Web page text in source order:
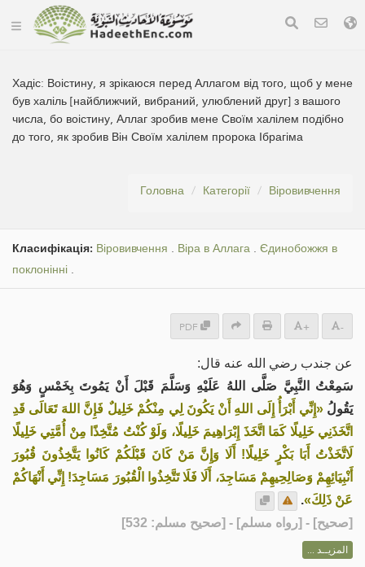
Хадіс: Воістину, я зрікаюся перед Аллагом від того, щоб у мене
був халіль [найближчий, вибраний, улюблений друг] з вашого
числа, бо воістину, Аллаг зробив мене Своїм халілем подібно
до того, як зробив Він Своїм халілем пророка Ібрагіма
Головна Категорії Віровивчення
Класифікація: Віровивчення . Віра в Аллага . Єдинобожжя в
поклонінні .
PDF + -
عن جندب رضي الله عنه قال:
سَمِعْتُ النَّبِيَّ صَلَّى اللهُ عَلَيْهِ وَسَلَّمَ قَبْلَ أَنْ يَمُوتَ بِخَمْسٍ وَهُوَ
يَقُولُ«إِنِّي أَبْرَأُ إِلَى اللهِ أَنْ يَكُونَ لِي مِنْكُمْ خَلِيلٌ فَإِنَّ اللهَ تَعَالَى قَدِ
اتَّخَذَنِي خَلِيلًا كَمَا اتَّخَذَ إِبْرَاهِيمَ خَلِيلًا، وَلَوْ كُنْتُ مُتَّخِذًا مِنْ أُمَّتِي خَلِيلًا
لَاتَّخَذْتُ أَبَا بَكْرٍ خَلِيلًا! أَلَا وَإِنَّ مَنْ كَانَ قَبْلَكُمْ كَانُوا يَتَّخِذُونَ قُبُورَ
أَنْبِيَائِهِمْ وَصَالِحِيهِمْ مَسَاجِدَ، أَلَا فَلَا تَتَّخِذُوا الْقُبُورَ مَسَاجِدَ! إِنِّي أَنْهَاكُمْ
عَنْ ذَلِكَ».
[صحيح] - [رواه مسلم] - [صحيح مسلم: 532]
المزيــد ...